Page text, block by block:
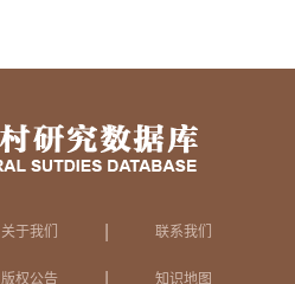
关于我们 联系我们
版权公告 知识地图